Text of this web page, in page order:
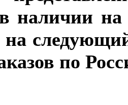
наличии на
по